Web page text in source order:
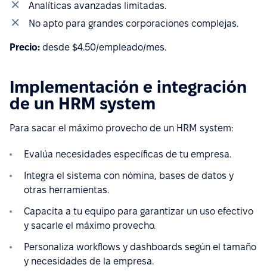
Analíticas avanzadas limitadas.
No apto para grandes corporaciones complejas.
Precio: desde $4.50/empleado/mes.
Implementación e integración
de un HRM system
Para sacar el máximo provecho de un HRM system:
Evalúa necesidades específicas de tu empresa.
Integra el sistema con nómina, bases de datos y
otras herramientas.
Capacita a tu equipo para garantizar un uso efectivo
y sacarle el máximo provecho.
Personaliza workflows y dashboards según el tamaño
y necesidades de la empresa.